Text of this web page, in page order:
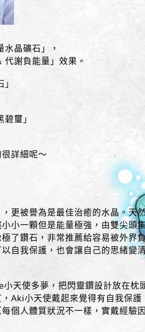
晶礦石」，
謝負能量」效果。
璽」
詳細呢～
更被譽為是最佳治癒的水晶。天
小一顆但是能量極強，由雙尖頭
了鑽石，非常推薦給容易被外界
自我保護，也會讓自己的思緒變
天使多夢，把閃靈鑽設計放在枕
Aki小天使戴起來覺得有自我保護
個人體質狀況不一樣，實戴經驗因